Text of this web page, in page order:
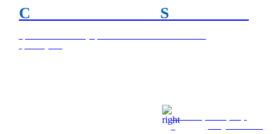
C SRJEŠENJA
SLUČAJ
1